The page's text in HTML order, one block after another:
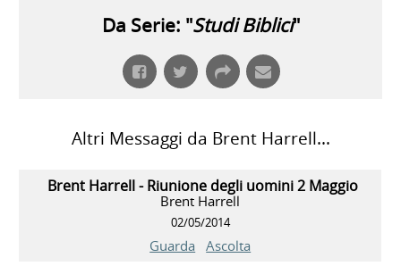
Da Serie: "Studi Biblici"
Altri Messaggi da Brent Harrell...
Brent Harrell - Riunione degli uomini 2 Maggio
Brent Harrell
02/05/2014
Guarda Ascolta